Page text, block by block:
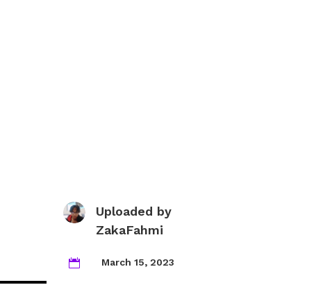
Uploaded by
ZakaFahmi
 March 15, 2023